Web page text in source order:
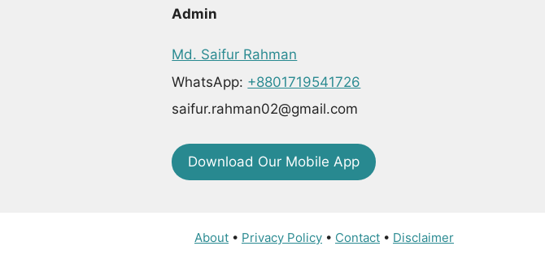
Admin
Md. Saifur Rahman
WhatsApp: +8801719541726
saifur.rahman02@gmail.com
Download Our Mobile App
About • Privacy Policy • Contact • Disclaimer